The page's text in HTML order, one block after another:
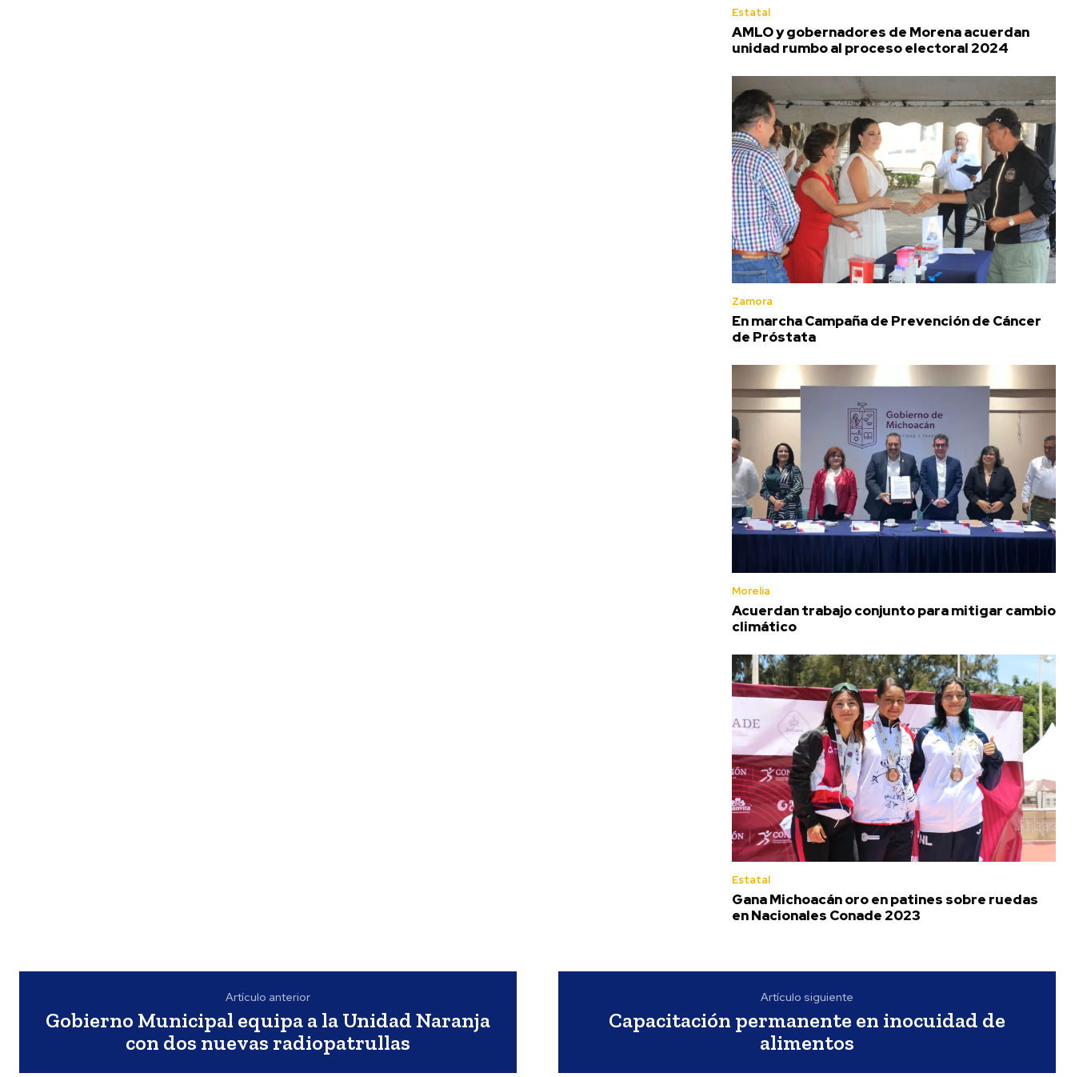
Estatal
AMLO y gobernadores de Morena acuerdan
unidad rumbo al proceso electoral 2024
Zamora
En marcha Campaña de Prevención de Cáncer
de Próstata
Morelia
Acuerdan trabajo conjunto para mitigar cambio
climático
Estatal
Gana Michoacán oro en patines sobre ruedas
en Nacionales Conade 2023
Artículo anterior
Gobierno Municipal equipa a la Unidad Naranja
con dos nuevas radiopatrullas
Artículo siguiente
Capacitación permanente en inocuidad de
alimentos